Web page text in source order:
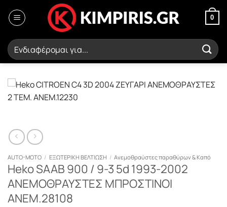
στο
0
Αναζήτηση
για:
AUTO-MOTO / ΕΞΩΤΕΡΙΚΗ ΒΕΛΤΙΩΣΗ / Ανεμοθραύστες παραθύρων & Καπό
Heko SAAB 900 / 9-3 5d 1993-2002
ΑΝΕΜΟΘΡΑΥΣΤΕΣ ΜΠΡΟΣΤΙΝΟΙ
ΑΝΕΜ.28108